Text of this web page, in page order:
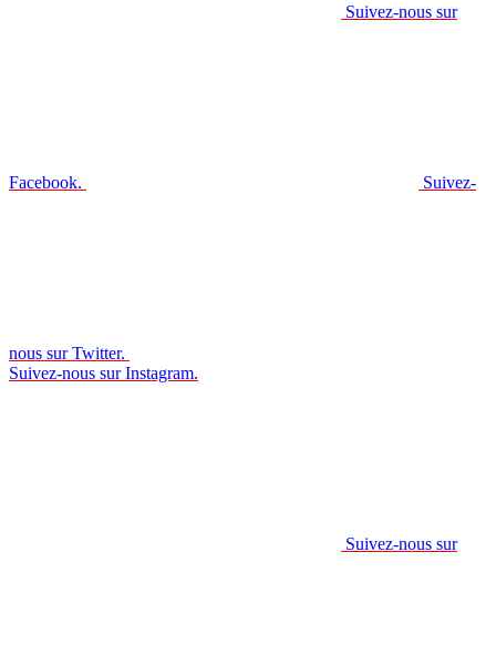
Suivez-nous sur
Facebook. Suivez-
nous sur Twitter.
Suivez-nous sur Instagram.
Suivez-nous sur